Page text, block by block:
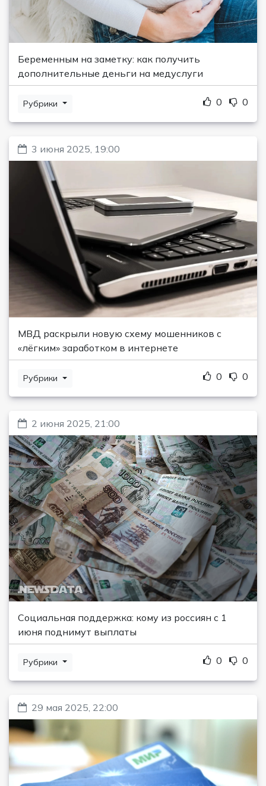
Беременным на заметку: как получить
дополнительные деньги на медуслуги
Рубрики 0 0
3 июня 2025, 19:00
МВД раскрыли новую схему мошенников с
«лёгким» заработком в интернете
Рубрики 0 0
2 июня 2025, 21:00
Социальная поддержка: кому из россиян с 1
июня поднимут выплаты
Рубрики 0 0
29 мая 2025, 22:00